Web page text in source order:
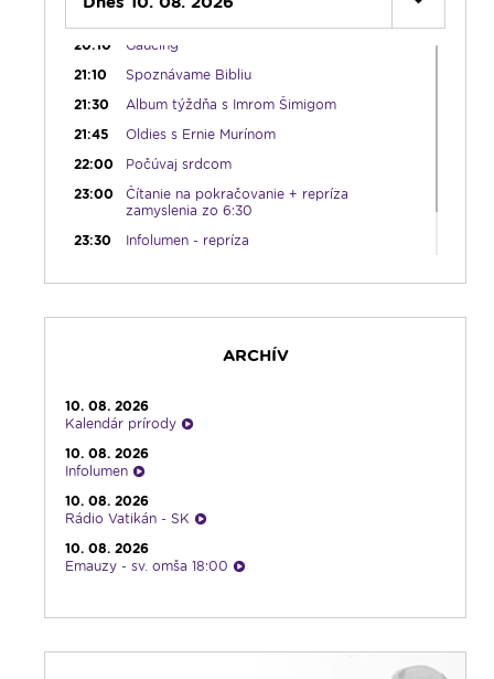
20:10
Gaučing
21:10
Spoznávame Bibliu
21:30
Album týždňa s Imrom Šimigom
21:45
Oldies s Ernie Murínom
22:00
Počúvaj srdcom
23:00
Čítanie na pokračovanie + repríza
zamyslenia zo 6:30
23:30
Infolumen - repríza
ARCHÍV
10. 08. 2026
Kalendár prírody
10. 08. 2026
Infolumen
10. 08. 2026
Rádio Vatikán - SK
10. 08. 2026
Emauzy - sv. omša 18:00
Emauzy - sv. omša 08:30